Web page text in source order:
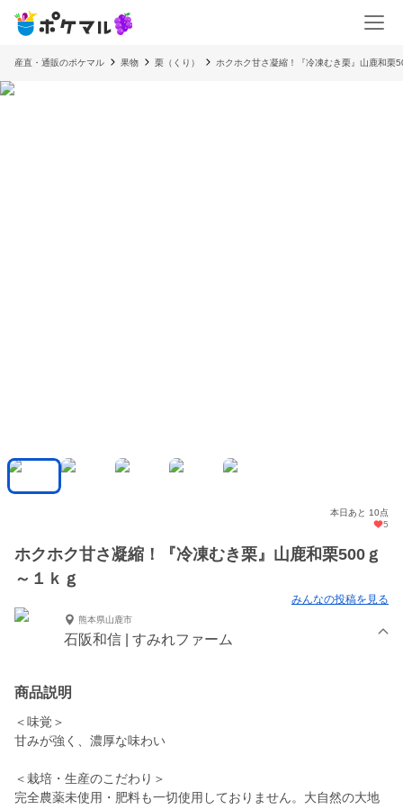
産直・通販のポケマル 果物 栗（くり） ホクホク甘さ凝縮！『冷凍むき栗』山鹿和栗
本日あと 10点
5
ホクホク甘さ凝縮！『冷凍むき栗』山鹿和栗500ｇ
～１ｋｇ
みんなの投稿を見る
熊本県山鹿市
石阪和信 | すみれファーム
商品説明
＜味覚＞
甘みが強く、濃厚な味わい
＜栽培・生産のこだわり＞
完全農薬未使用・肥料も一切使用しておりません。大自然の大地